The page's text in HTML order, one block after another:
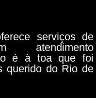
serviços de
atendimento
é à toa que foi
querido do Rio de